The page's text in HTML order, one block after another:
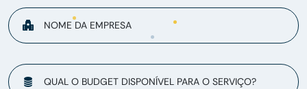
NOME DA EMPRESA
QUAL O BUDGET DISPONÍVEL PARA O SERVIÇO?